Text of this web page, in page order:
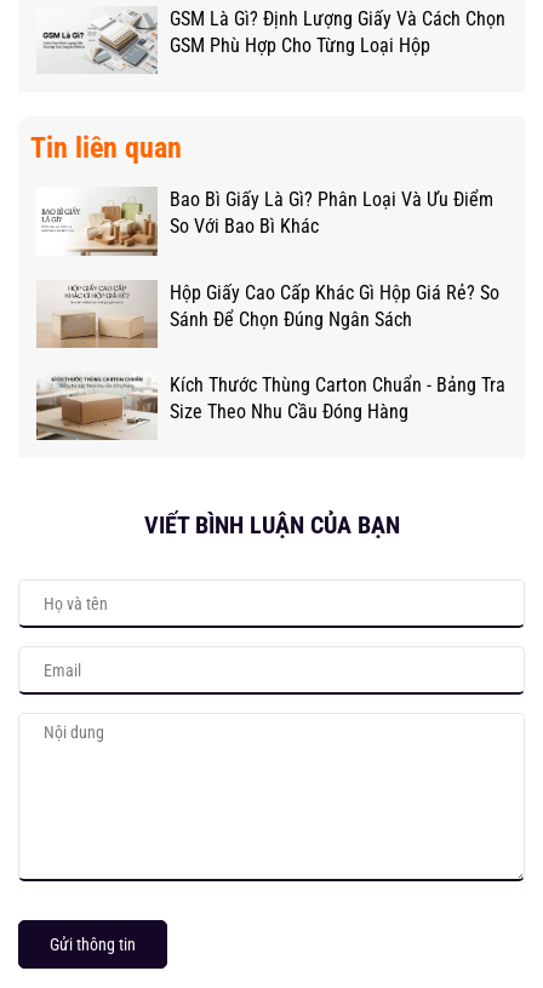
GSM Là Gì? Định Lượng Giấy Và Cách Chọn
GSM Phù Hợp Cho Từng Loại Hộp
Tin liên quan
Bao Bì Giấy Là Gì? Phân Loại Và Ưu Điểm
So Với Bao Bì Khác
Hộp Giấy Cao Cấp Khác Gì Hộp Giá Rẻ? So
Sánh Để Chọn Đúng Ngân Sách
Kích Thước Thùng Carton Chuẩn - Bảng Tra
Size Theo Nhu Cầu Đóng Hàng
VIẾT BÌNH LUẬN CỦA BẠN
Gửi thông tin